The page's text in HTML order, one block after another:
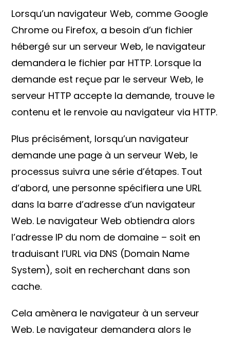
Lorsqu’un navigateur Web, comme Google
Chrome ou Firefox, a besoin d’un fichier
hébergé sur un serveur Web, le navigateur
demandera le fichier par HTTP. Lorsque la
demande est reçue par le serveur Web, le
serveur HTTP accepte la demande, trouve le
contenu et le renvoie au navigateur via HTTP.
Plus précisément, lorsqu’un navigateur
demande une page à un serveur Web, le
processus suivra une série d’étapes. Tout
d’abord, une personne spécifiera une URL
dans la barre d’adresse d’un navigateur
Web. Le navigateur Web obtiendra alors
l’adresse IP du nom de domaine – soit en
traduisant l’URL via DNS (Domain Name
System), soit en recherchant dans son
cache.
Cela amènera le navigateur à un serveur
Web. Le navigateur demandera alors le